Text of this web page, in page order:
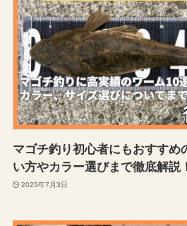
マゴチ釣り初心者にもおすすめ
い方やカラー選びまで徹底解説！
2025年7月3日